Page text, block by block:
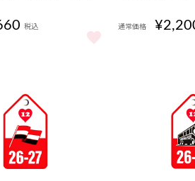
見る
税込
ォーム型カーマグネット/GK をもっと見る
通常価格
26-27リボンマ